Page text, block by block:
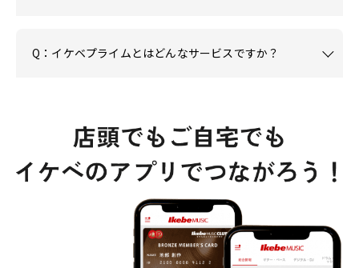
Q：イケベプライムとはどんなサービスですか？